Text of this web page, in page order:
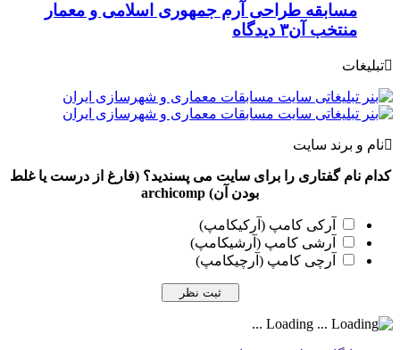
مسابقه طراحی آرم جمهوری اسلامی و معمار
منتخب آن۳ دیدگاه
تبلیغات
نام و برند سایت
کدام نام گفتاری را برای سایت می پسندید؟ (فارغ از درست یا غلط
بودن آن) archicomp
آرکی کامپ (آرکیکامپ)
آرشی کامپ (آرشیکامپ)
آرچی کامپ (آرچیکامپ)